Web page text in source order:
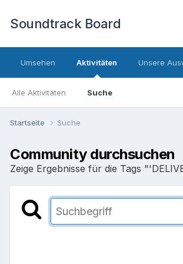
Soundtrack Board
Umsehen Aktivitäten
Alle Aktivitäten Suche
Unsere
Startseite Suche
Community durchsuchen
Zeige Ergebnisse für die Tags